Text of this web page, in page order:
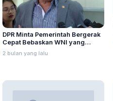
DPR Minta Pemerintah Bergerak
Cepat Bebaskan WNI yang
Ditangkap Israel
2 bulan yang lalu